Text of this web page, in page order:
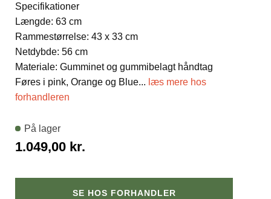
Specifikationer
Længde: 63 cm
Rammestørrelse: 43 x 33 cm
Netdybde: 56 cm
Materiale: Gumminet og gummibelagt håndtag
Føres i pink, Orange og Blue... læs mere hos
forhandleren
1.049,00 kr.
På lager
SE HOS FORHANDLER